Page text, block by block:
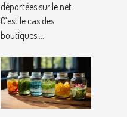
déportées sur le net.
C’est le cas des
boutiques....